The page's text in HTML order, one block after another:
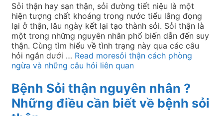
Sỏi thận hay sạn thận, sỏi đường tiết niệu là một
hiện tượng chất khoáng trong nước tiểu lắng đọng
lại ở thận, lâu ngày kết lại tạo thành sỏi. Sỏi thận là
một trong những nguyên nhân phổ biến dẫn đến suy
thận. Cùng tìm hiểu về tình trạng này qua các câu
hỏi ngắn dưới … Read moresỏi thận cách phòng
ngừa và những câu hỏi liên quan
Bệnh Sỏi thận nguyên nhân ?
Những điều cần biết về bệnh sỏi